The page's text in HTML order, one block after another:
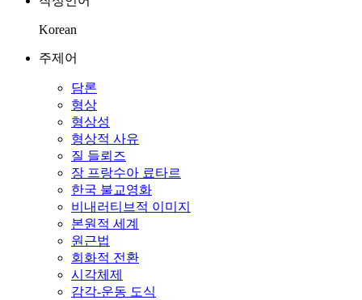
Korean
주제어
담론
형상
형상성
형상적 사유
질 들뢰즈
장 프랑수아 료타르
한국 불교영화
비내러티브적 이미지
본원적 세계
원근법
회화적 전환
시각체제
감각-운동 도식